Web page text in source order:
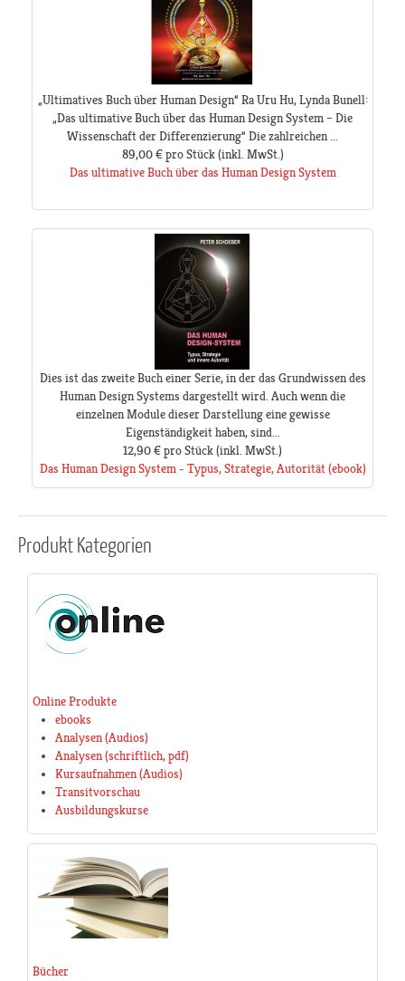
„Ultimatives Buch über Human Design“ Ra Uru Hu, Lynda Bunell:
„Das ultimative Buch über das Human Design System – Die
Wissenschaft der Differenzierung“ Die zahlreichen ...
89,00 € pro Stück(inkl. MwSt.)
Das ultimative Buch über das Human Design System
Dies ist das zweite Buch einer Serie, in der das Grundwissen des
Human Design Systems dargestellt wird. Auch wenn die
einzelnen Module dieser Darstellung eine gewisse
Eigenständigkeit haben, sind...
12,90 €pro Stück(inkl. MwSt.)
Das Human Design System - Typus, Strategie, Autorität (ebook)
ProduktKategorien
Online Produkte
ebooks
Analysen (Audios)
Analysen (schriftlich, pdf)
Kursaufnahmen (Audios)
Transitvorschau
Ausbildungskurse
Bücher